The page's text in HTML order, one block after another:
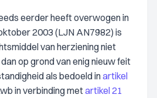
eerder heeft overwogen in
2003 (LJN AN7982) is
van herziening niet
op grond van enig nieuw feit
als bedoeld inartikel
in verbinding metartikel 21